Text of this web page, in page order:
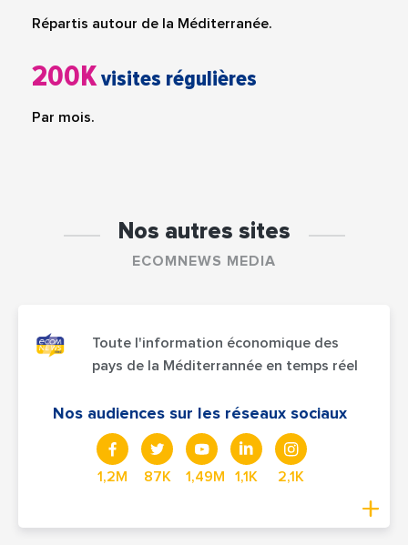
Répartis autour de la Méditerranée.
200Kvisites régulières
Par mois.
Nos autres sites
ECOMNEWS MEDIA
Toute l'information économique des
pays de la Méditerrannée en temps réel
Nos audiences sur les réseaux sociaux
1,2M 87K 1,49M 1,1K 2,1K